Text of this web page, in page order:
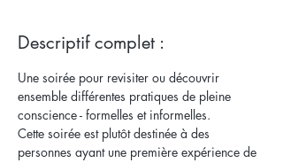
Descriptif complet :
Une soirée pour revisiter ou découvrir
ensemble différentes pratiques de pleine
conscience - formelles et informelles.
Cette soirée est plutôt destinée à des
personnes ayant une première expérience de